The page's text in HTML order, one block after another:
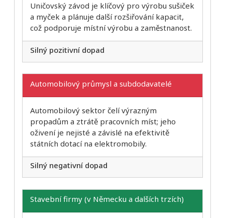
Uničovský závod je klíčový pro výrobu sušiček
a myček a plánuje další rozšiřování kapacit,
což podporuje místní výrobu a zaměstnanost.
Silný pozitivní dopad
Automobilový průmysl a subdodavatelé
Automobilový sektor čelí výrazným
propadům a ztrátě pracovních míst; jeho
oživení je nejisté a závislé na efektivitě
státních dotací na elektromobily.
Silný negativní dopad
Stavební firmy (v Německu a dalších trzích)